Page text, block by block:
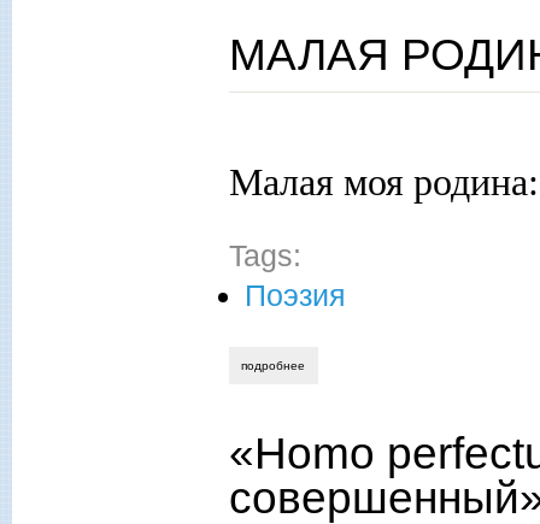
МАЛАЯ
Малая моя родина:
Tags:
Поэзия
подробнее
«Homo